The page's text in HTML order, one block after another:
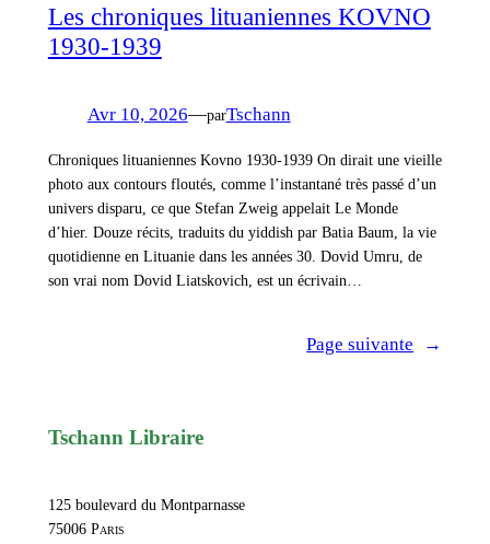
Les chroniques lituaniennes KOVNO
1930-1939
Avr 10, 2026—parTschann
Chroniques lituaniennes Kovno 1930-1939 On dirait une vieille
photo aux contours floutés, comme l’instantané très passé d’un
univers disparu, ce que Stefan Zweig appelait Le Monde
d’hier. Douze récits, traduits du yiddish par Batia Baum, la vie
quotidienne en Lituanie dans les années 30. Dovid Umru, de
son vrai nom Dovid Liatskovich, est un écrivain…
Page suivante →
Tschann Libraire
125 boulevard du Montparnasse
75006 Paris